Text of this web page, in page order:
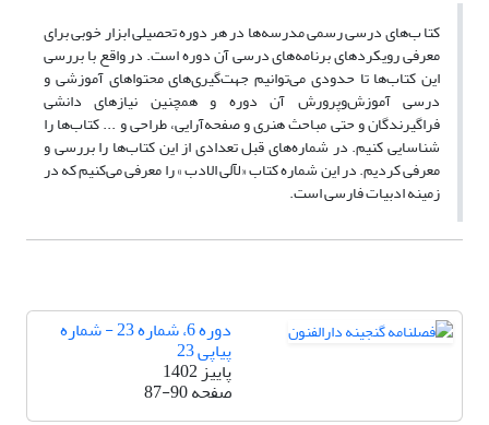
کتا ب‌های درسی رسمی مدرسه‌ها در هر دوره تحصیلی ابزار خوبی برای
معرفی رویکردهای برنامه‌های درسی آن دوره است. در واقع با بررسی
این کتاب‌ها تا حدودی می‌توانیم جهت‌گیری‌های محتواهای آموزشی و
درسی آموزش‌وپرورش آن دوره و همچنین نیازهای دانشی
فراگیرندگان و حتی مباحث هنری و صفحه‌آرایی، طراحی و ... کتاب‌ها را
شناسایی کنیم. در شماره‌های قبل تعدادی از این کتاب‌ها را بررسی و
معرفی کردیم. در این شماره کتاب «لآلی الادب » را معرفی می‌کنیم که در
زمینه ادبیات فارسی است.
دوره 6، شماره 23 - شماره
پیاپی 23
پاییز 1402
صفحه87-90